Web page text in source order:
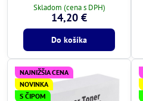
Skladom (cena s DPH)
14,20 €
Do košíka
NAJNIŽŠIA CENA
NOVINKA
S ČIPOM